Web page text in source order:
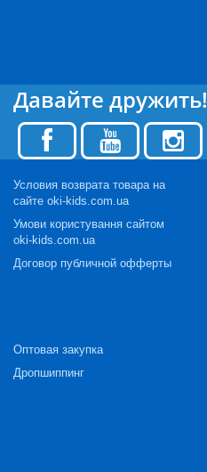
Давайте дружить!
Условия возврата товара на
сайте oki-kids.com.ua
Умови користування сайтом
oki-kids.com.ua
Договор публичной офферты
Оптовая закупка
Дропшиппинг